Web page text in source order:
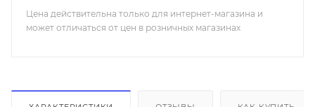
Цена действительна только для интернет-магазина и
может отличаться от цен в розничных магазинах